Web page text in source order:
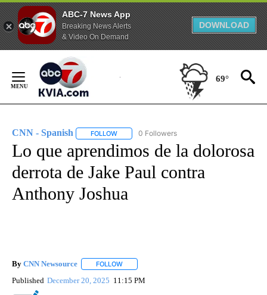
ABC-7 News App
Breaking News Alerts
& Video On Demand
DOWNLOAD
Content
69°
CNN - Spanish FOLLOW FOLLOW "CNN - SPANISH" TO RECEIVE
0 Followers
Lo que aprendimos de la dolorosa
derrota de Jake Paul contra
Anthony Joshua
By CNN Newsource FOLLOW
Published December 20, 2025 11:15 PM